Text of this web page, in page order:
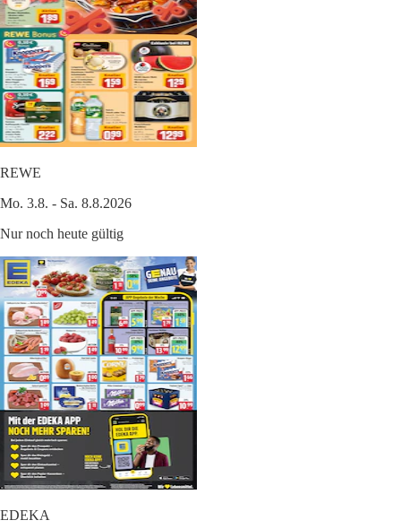
REWE
Mo. 3.8. - Sa. 8.8.2026
Nur noch heute gültig
EDEKA